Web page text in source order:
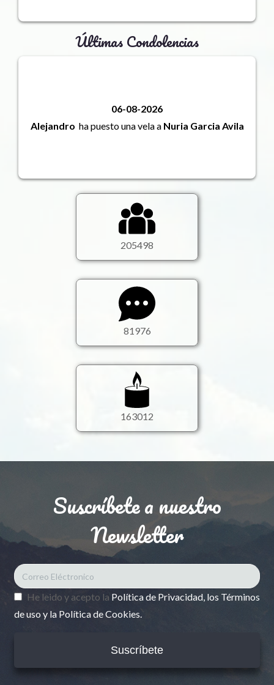
Últimas Condolencias
06-08-2026
Alejandro ha puesto una vela a Nuria Garcia Avila
230257
91853
182652
Suscríbete a nuestro
Newsletter
He leido y acepto la Política de Privacidad, los Términos
de uso y la Política de Cookies.
Suscríbete